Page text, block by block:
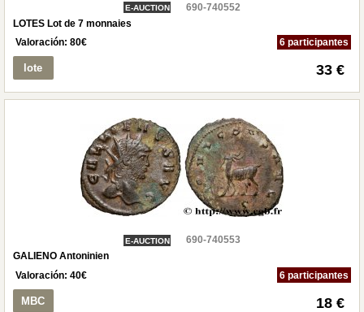
E-AUCTION
690-740552
LOTES Lot de 7 monnaies
Valoración: 80€ 6 participantes
lote 33 €
E-AUCTION
690-740553
GALIENO Antoninien
Valoración: 40€ 6 participantes
MBC 18 €